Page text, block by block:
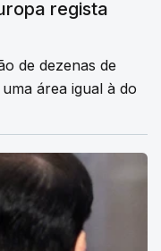
regista
de dezenas de
área igual à do